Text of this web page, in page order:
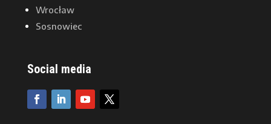
Wrocław
Sosnowiec
Social media